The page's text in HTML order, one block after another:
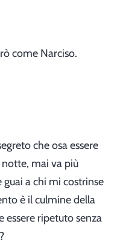
come Narciso.
che osa essere
mai va più
guai a chi mi costrinse
è il culmine della
essere ripetuto senza